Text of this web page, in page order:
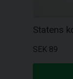
Statens
SEK 89